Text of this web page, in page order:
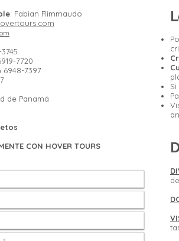
: Fabian Rimmaudo
7720
6948-7397
de Panamá
CON HOVER TOURS